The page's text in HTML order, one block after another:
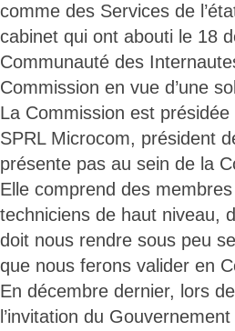
comme des Services de
cabinet qui ont abouti le 18
Communauté des
Commission en vue d’une
La Commission est
SPRL Microcom, président
présente pas au sein de la
Elle comprend des
techniciens de haut niveau,
doit nous rendre sous peu
que nous ferons valider en
En décembre dernier, lors
l’invitation du